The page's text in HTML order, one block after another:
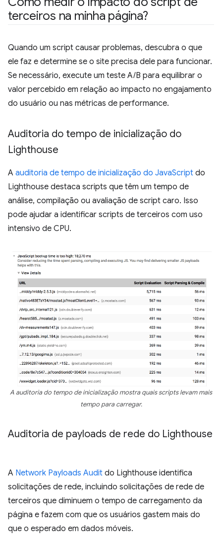
terceiros na minha página?
Quando um script causar problemas, descubra o que
ele faz e determine se o site precisa dele para funcionar.
Se necessário, execute um teste A/B para equilibrar o
valor percebido em relação ao impacto no engajamento
do usuário ou nas métricas de performance.
Auditoria do tempo de inicialização do
Lighthouse
A auditoria de tempo de inicialização do JavaScript do
Lighthouse destaca scripts que têm um tempo de
análise, compilação ou avaliação de script caro. Isso
pode ajudar a identificar scripts de terceiros com uso
intensivo de CPU.
A auditoria do tempo de inicialização mostra quais scripts levam mais
tempo para carregar.
Auditoria de payloads de rede do Lighthouse
A Network Payloads Audit do Lighthouse identifica
solicitações de rede, incluindo solicitações de rede de
terceiros que diminuem o tempo de carregamento da
página e fazem com que os usuários gastem mais do
que o esperado em dados móveis.